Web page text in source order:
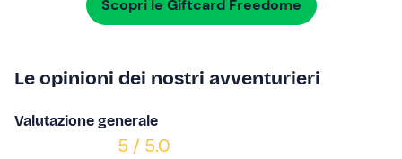
Scopri le Giftcard Freedome
Le opinioni dei nostri avventurieri
Valutazione generale
5 / 5.0